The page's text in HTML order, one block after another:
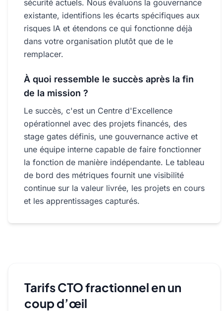
sécurité actuels. Nous évaluons la gouvernance
existante, identifions les écarts spécifiques aux
risques IA et étendons ce qui fonctionne déjà
dans votre organisation plutôt que de le
remplacer.
À quoi ressemble le succès après la fin
de la mission ?
Le succès, c'est un Centre d'Excellence
opérationnel avec des projets financés, des
stage gates définis, une gouvernance active et
une équipe interne capable de faire fonctionner
la fonction de manière indépendante. Le tableau
de bord des métriques fournit une visibilité
continue sur la valeur livrée, les projets en cours
et les apprentissages capturés.
Tarifs CTO fractionnel en un
coup d’œil